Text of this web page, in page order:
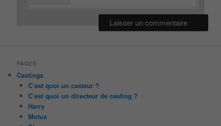
PAGES
Castings
C’est quoi un casteur ?
C’est quoi un directeur de casting ?
Harry
Motus